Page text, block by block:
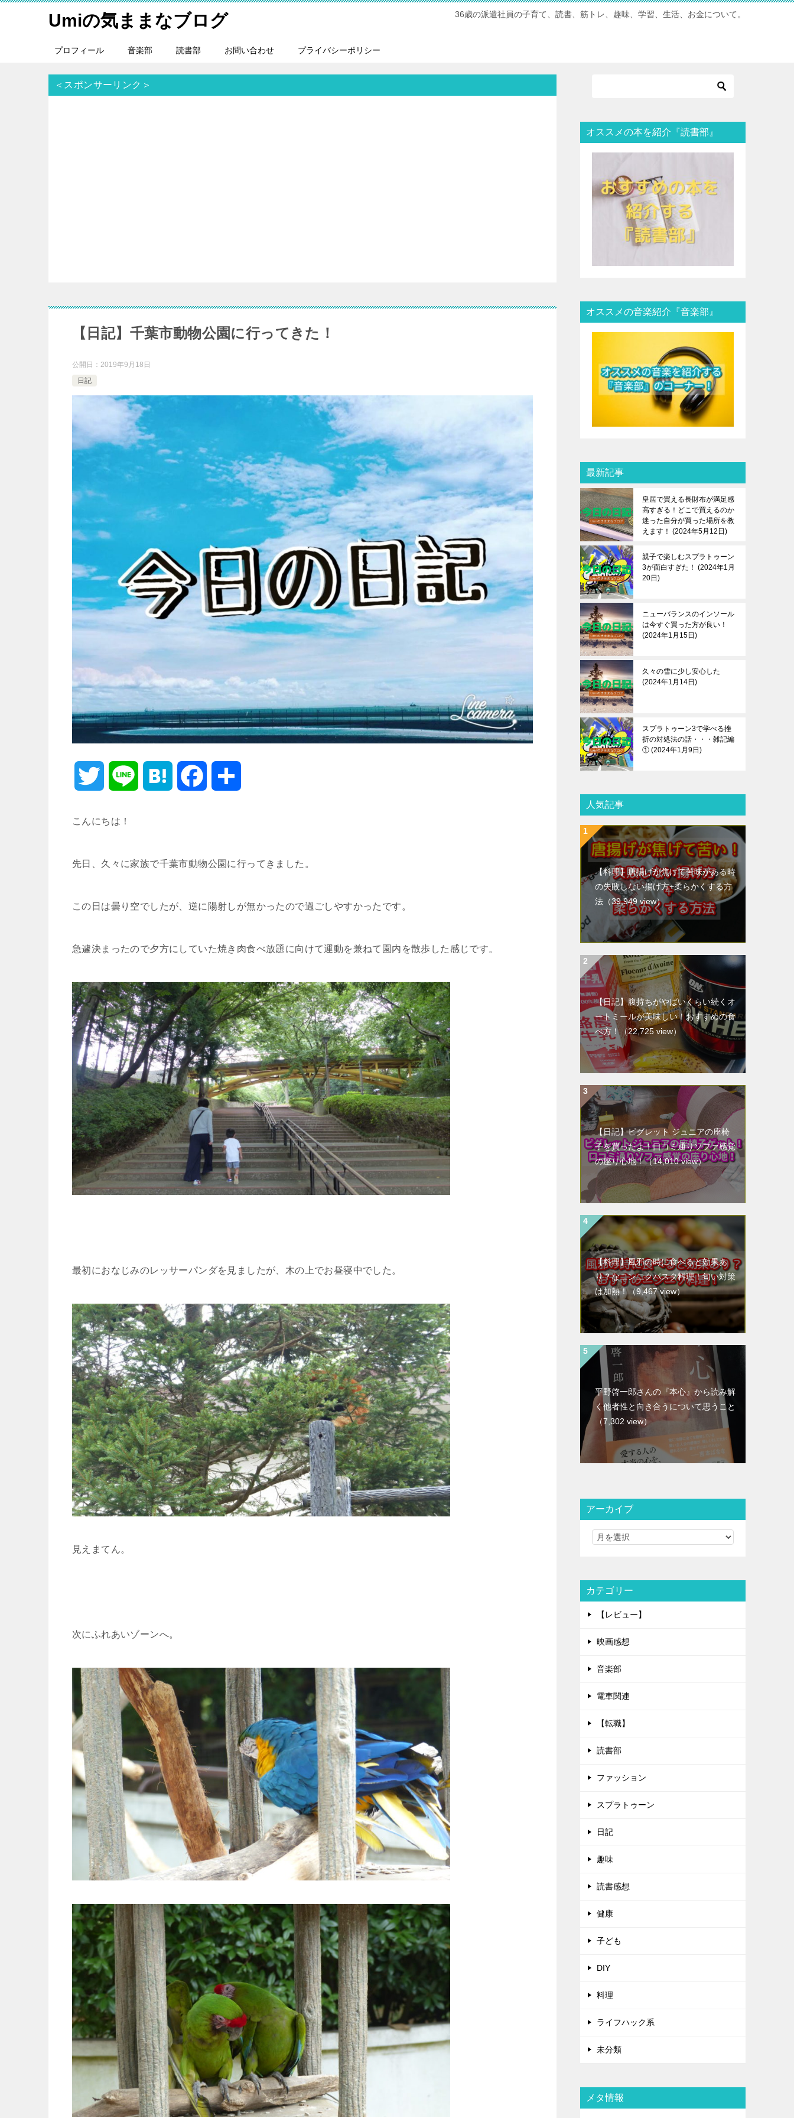
Umiの気ままなブログ 36歳の派遣社員の子育て、読書、筋トレ、趣味、学習、生活、お金について。
プロフィール 音楽部 読書部 お問い合わせ プライバシーポリシー
＜スポンサーリンク＞
【日記】千葉市動物公園に行ってきた！
公開日： 2019年9月18日
日記
t
r
e e e
o
k
こんにちは！
先日、久々に家族で千葉市動物公園に行ってきました。
この日は曇り空でしたが、逆に陽射しが無かったので過ごしやすかったです。
急遽決まったので夕方にしていた焼き肉食べ放題に向けて運動を兼ねて園内を散歩した感じです。
最初におなじみのレッサーパンダを見ましたが、木の上でお昼寝中でした。
見えまてん。
次にふれあいゾーンへ。
オススメの本を紹介『読書部』
オススメの音楽紹介『音楽部』
最新記事
皇居で買える長財布が満足感
高すぎる！どこで買えるのか
迷った自分が買った場所を教
えます！
2024年5月12日
親子で楽しむスプラトゥーン
3が面白すぎた！
2024年1月
20日
ニューバランスのインソール
は今すぐ買った方が良い！
2024年1月15日
久々の雪に少し安心した
2024年1月14日
スプラトゥーン3で学べる挫
折の対処法の話・・・雑記編
① 2024年1月9日
人気記事
【料理】唐揚げが焦げて苦味がある時
の失敗しない揚げ方+柔らかくする方
法 （39,949 view）
【日記】腹持ちがやばいくらい続くオ
ートミールが美味しい！おすすめの食
べ方！ （22,725 view）
【日記】ピグレット ジュニアの座椅
子を買ったよ！口コミ通りソファ感覚
の座り心地！（14,010 view）
【料理】風邪の時に食べると効果あ
り？なニンニクパスタ料理！匂い対策
は加熱！ （9,467 view）
平野啓一郎さんの『本心』から読み解
く他者性と向き合うについて思うこと
（7,302 view）
アーカイブ
カテゴリー
【レビュー】
映画感想
音楽部
電車関連
【転職】
読書部
ファッション
スプラトゥーン
日記
趣味
読書感想
健康
子ども
DIY
料理
ライフハック系
未分類
メタ情報